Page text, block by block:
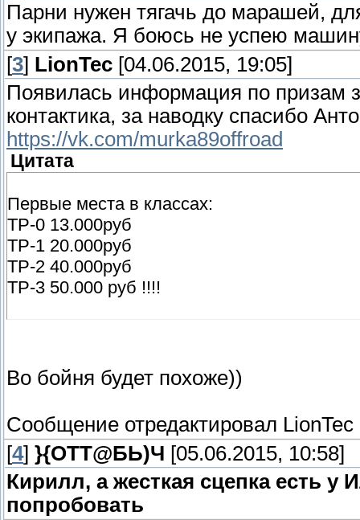
Парни нужен тягачь до марашей,
у экипажа. Я боюсь не успею
[3] LionTec [04.06.2015, 19:05]
Появилась информация по призам
контактика, за наводку спасибо
https://vk.com/murka89offroad
Цитата
Первые места в классах:
ТР-0 13.000руб
ТР-1 20.000руб
ТР-2 40.000руб
ТР-3 50.000 руб !!!!
Во бойня будет похоже))
Сообщение отредактировал LionTec
[4] }{ОТТ@БЬ)Ч [05.06.2015, 10:58]
Кирилл, а жесткая сцепка есть у
попробовать